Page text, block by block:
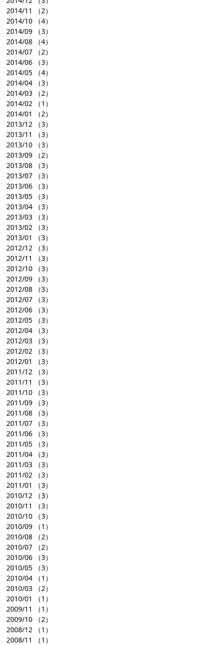
2014/11
（2）
2014/10 （4）
2014/09 （3）
2014/08 （4）
2014/07 （2）
2014/06 （3）
2014/05 （4）
2014/04 （3）
2014/03 （2）
2014/02 （1）
2014/01
（2）
2013/12 （3）
2013/11
（3）
2013/10 （3）
2013/09 （2）
2013/08 （3）
2013/07 （3）
2013/06 （3）
2013/05 （3）
2013/04 （3）
2013/03 （3）
2013/02 （3）
2013/01
（3）
2012/12 （3）
2012/11
（3）
2012/10 （3）
2012/09 （3）
2012/08 （3）
2012/07 （3）
2012/06 （3）
2012/05 （3）
2012/04 （3）
2012/03 （3）
2012/02 （3）
2012/01
（3）
2011/12 （3）
2011/11
（3）
2011/10 （3）
2011/09 （3）
2011/08 （3）
2011/07 （3）
2011/06 （3）
2011/05 （3）
2011/04 （3）
2011/03 （3）
2011/02 （3）
2011/01
（3）
2010/12 （3）
2010/11
（3）
2010/10 （3）
2010/09 （1）
2010/08 （2）
2010/07 （2）
2010/06 （3）
2010/05 （3）
2010/04 （1）
2010/03 （2）
2010/01
（1）
2009/11
（1）
2009/10 （2）
2008/12 （1）
2008/11
（1）